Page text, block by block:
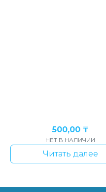
500,00 ₸
НЕТ В НАЛИЧИИ
Читать далее